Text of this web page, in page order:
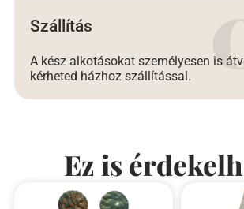
Szállítás
A kész alkotásokat személyesen is
kérheted házhoz szállítással.
Ez is